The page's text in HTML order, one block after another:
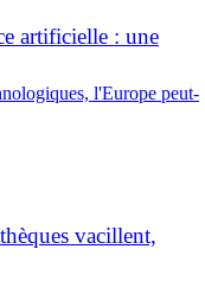
artificielle : une
l'Europe peut-
vacillent,